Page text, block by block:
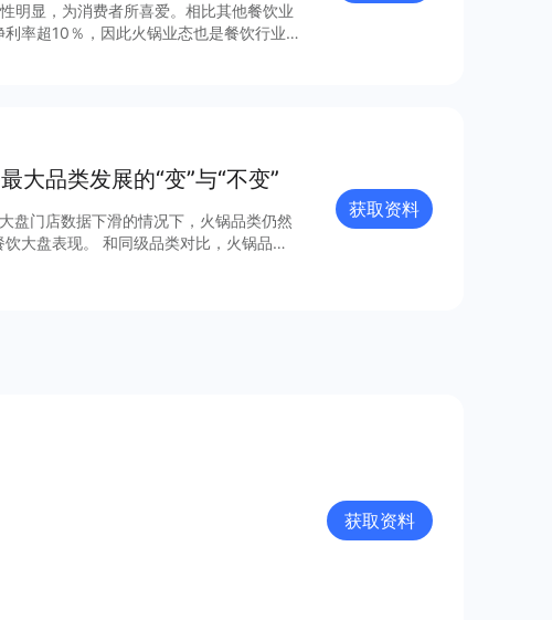
明显，为消费者所喜爱。相比其他餐饮业
率超10％，因此火锅业态也是餐饮行业
大品类发展的“变”与“不变”
盘门店数据下滑的情况下，火锅品类仍然
类对比，火锅品类
获取资料
获取资料